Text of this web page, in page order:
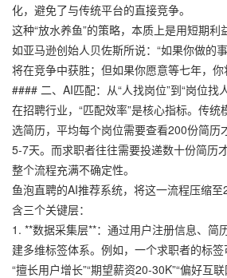
化，避免了与传统平台的直接竞争。
这种“放水养鱼”的策略，本质上是用短期
如亚马逊创始人贝佐斯所说：“如果你做的
将在竞争中获胜；但如果你愿意等七年，你
#### 二、AI匹配：从“人找岗位”到“岗位找
在招聘行业，“匹配效率”是核心指标。传
选简历，平均每个岗位需要查看200份简历
5-7天。而求职者往往需要投递数十份简历
整个流程充满不确定性。
鱼泡直聘的AI推荐系统，将这一流程压缩
含三个关键层：
1. **数据采集层**：通过用户注册信息、简
建多维标签体系。例如，一个求职者的标签
“擅长用户增长”“期望薪资20-30K”“偏好互联